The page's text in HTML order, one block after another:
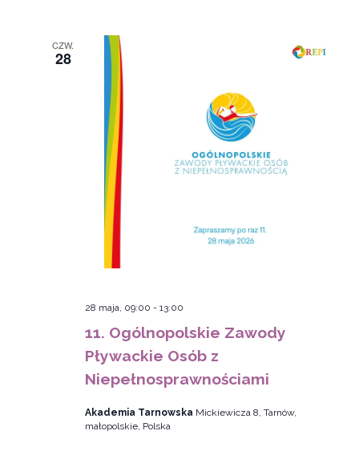
CZW.
28
28 maja, 09:00 - 13:00
11. Ogólnopolskie Zawody
Pływackie Osób z
Niepełnosprawnościami
Akademia Tarnowska Mickiewicza 8, Tarnów,
małopolskie, Polska